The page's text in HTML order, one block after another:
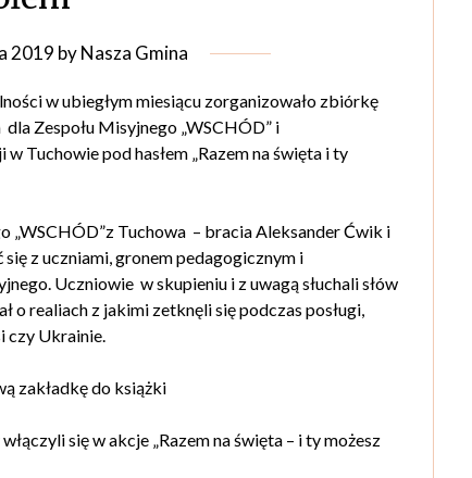
2019 byNasza Gmina
w ubiegłym miesiącu zorganizowało zbiórkę
Zespołu Misyjnego „WSCHÓD” i
Tuchowie pod hasłem „Razem na święta i ty
„WSCHÓD”z Tuchowa – bracia Aleksander Ćwik i
z uczniami, gronem pedagogicznym i
Uczniowie w skupieniu i z uwagą słuchali słów
realiach z jakimi zetknęli się podczas posługi,
czy Ukrainie.
zakładkę do książki
się w akcje „Razem na święta – i ty możesz